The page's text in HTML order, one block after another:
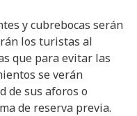
y cubrebocas serán
los turistas al
que para evitar las
se verán
de sus aforos o
de reserva previa.